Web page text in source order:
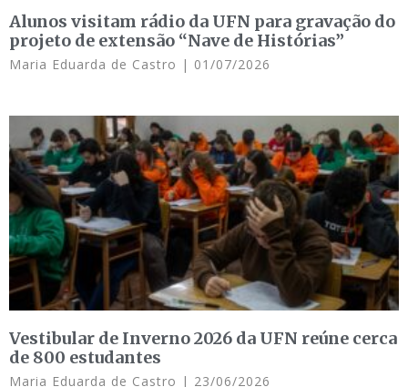
Alunos visitam rádio da UFN para gravação do
projeto de extensão “Nave de Histórias”
Maria Eduarda de Castro 01/07/2026
Vestibular de Inverno 2026 da UFN reúne cerca
de 800 estudantes
Maria Eduarda de Castro 23/06/2026